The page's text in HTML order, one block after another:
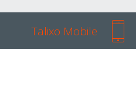
Talixo Mobile